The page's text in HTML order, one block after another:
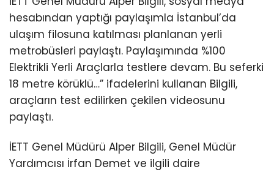
hesabından yaptığı paylaşımla İstanbul’da
ulaşım filosuna katılması planlanan yerli
metrobüsleri paylaştı. Paylaşımında %100
Elektrikli Yerli Araçlarla testlere devam. Bu seferki
18 metre körüklü…” ifadelerini kullanan Bilgili,
araçların test edilirken çekilen videosunu
paylaştı.
İETT Genel Müdürü Alper Bilgili, Genel Müdür
Yardımcısı İrfan Demet ve ilgili daire